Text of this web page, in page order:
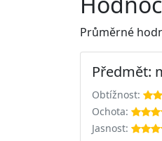
Průměrné
Předmět:
Obtížnost:
Ochota:
Jasnost: